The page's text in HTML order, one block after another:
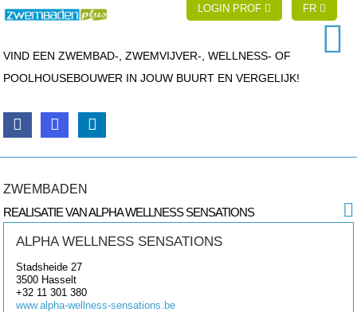
LOGIN PROF FR
VIND EEN ZWEMBAD-, ZWEMVIJVER-, WELLNESS- OF
POOLHOUSEBOUWER IN JOUW BUURT EN VERGELIJK!
ZWEMBADEN
REALISATIE VAN ALPHA WELLNESS SENSATIONS
ALPHA WELLNESS SENSATIONS
Stadsheide 27
3500 Hasselt
+32 11 301 380
www.alpha-wellness-sensations.be